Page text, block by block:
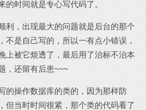
的时间就是专心写代码了。
利，出现最大的问题就是后台的那个
不是自己写的，所以一有点小错误，
上被它烦透了，最后用了治标不治本
，还留有后患~~~
的操作数据库的类的，因为那样防
但当时时间很紧，那个类的代码看了